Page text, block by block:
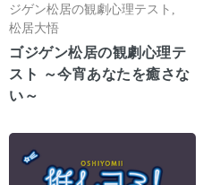
ジゲン松居の観劇心理テスト
松居大悟
ゴジゲン松居の観劇心理テ
スト ～今宵あなたを癒さな
い～